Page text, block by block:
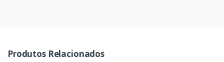
Produtos Relacionados